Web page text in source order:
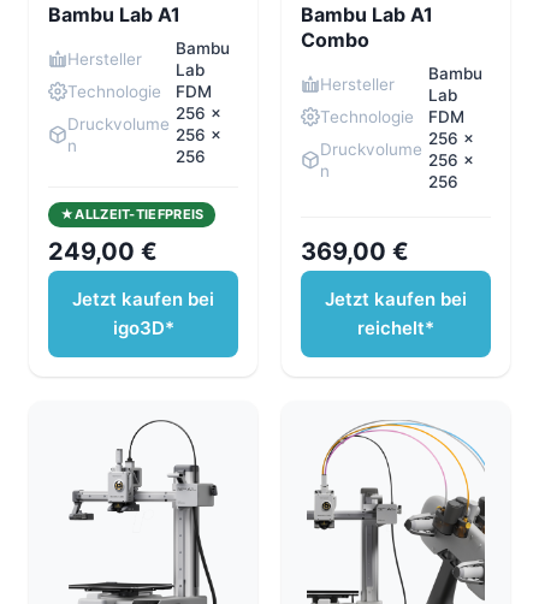
Bambu Lab A1
Hersteller
Bambu
Lab
Technologie
FDM
Druckvolume
n
256 x
256 x
256
ALLZEIT-TIEFPREIS
249,00 €
Jetzt kaufen bei
igo3D*
Bambu Lab A1
Combo
Hersteller
Bambu
Lab
Technologie
FDM
Druckvolume
n
256 x
256 x
256
369,00 €
Jetzt kaufen bei
reichelt*